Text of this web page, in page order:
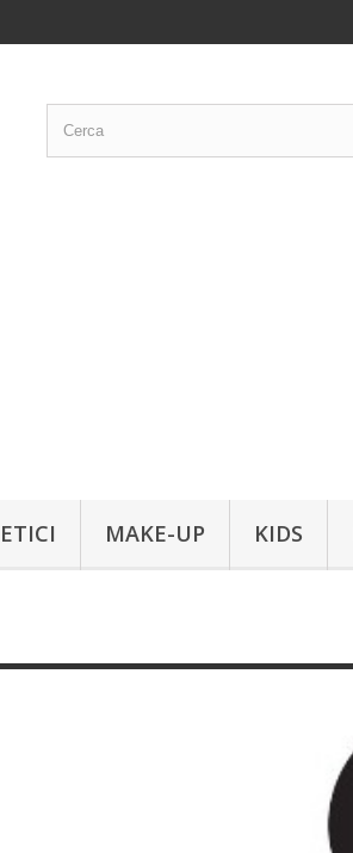
MAKE-UP KIDS